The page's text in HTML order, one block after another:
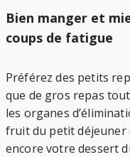
Bien manger et
coups de fatigue
Préférez des petits
que de gros repas
les organes
fruit du petit déjeuner
encore votre dessert